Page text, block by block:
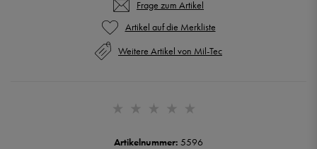
Artikelnummer: 5596
Frage zum Artikel
Weitere Artikel von Mil-Tec